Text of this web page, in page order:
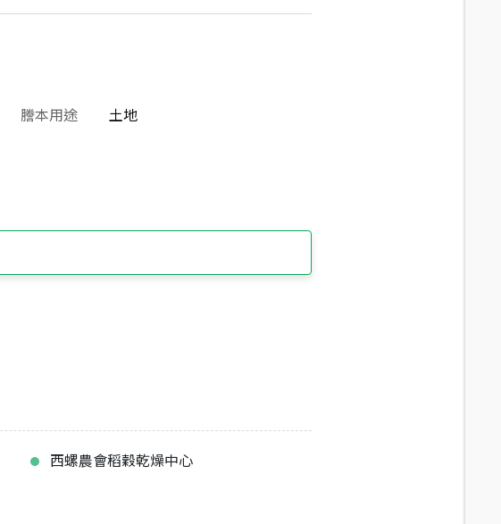
謄本用途
土地
西螺農會稻穀乾燥中心